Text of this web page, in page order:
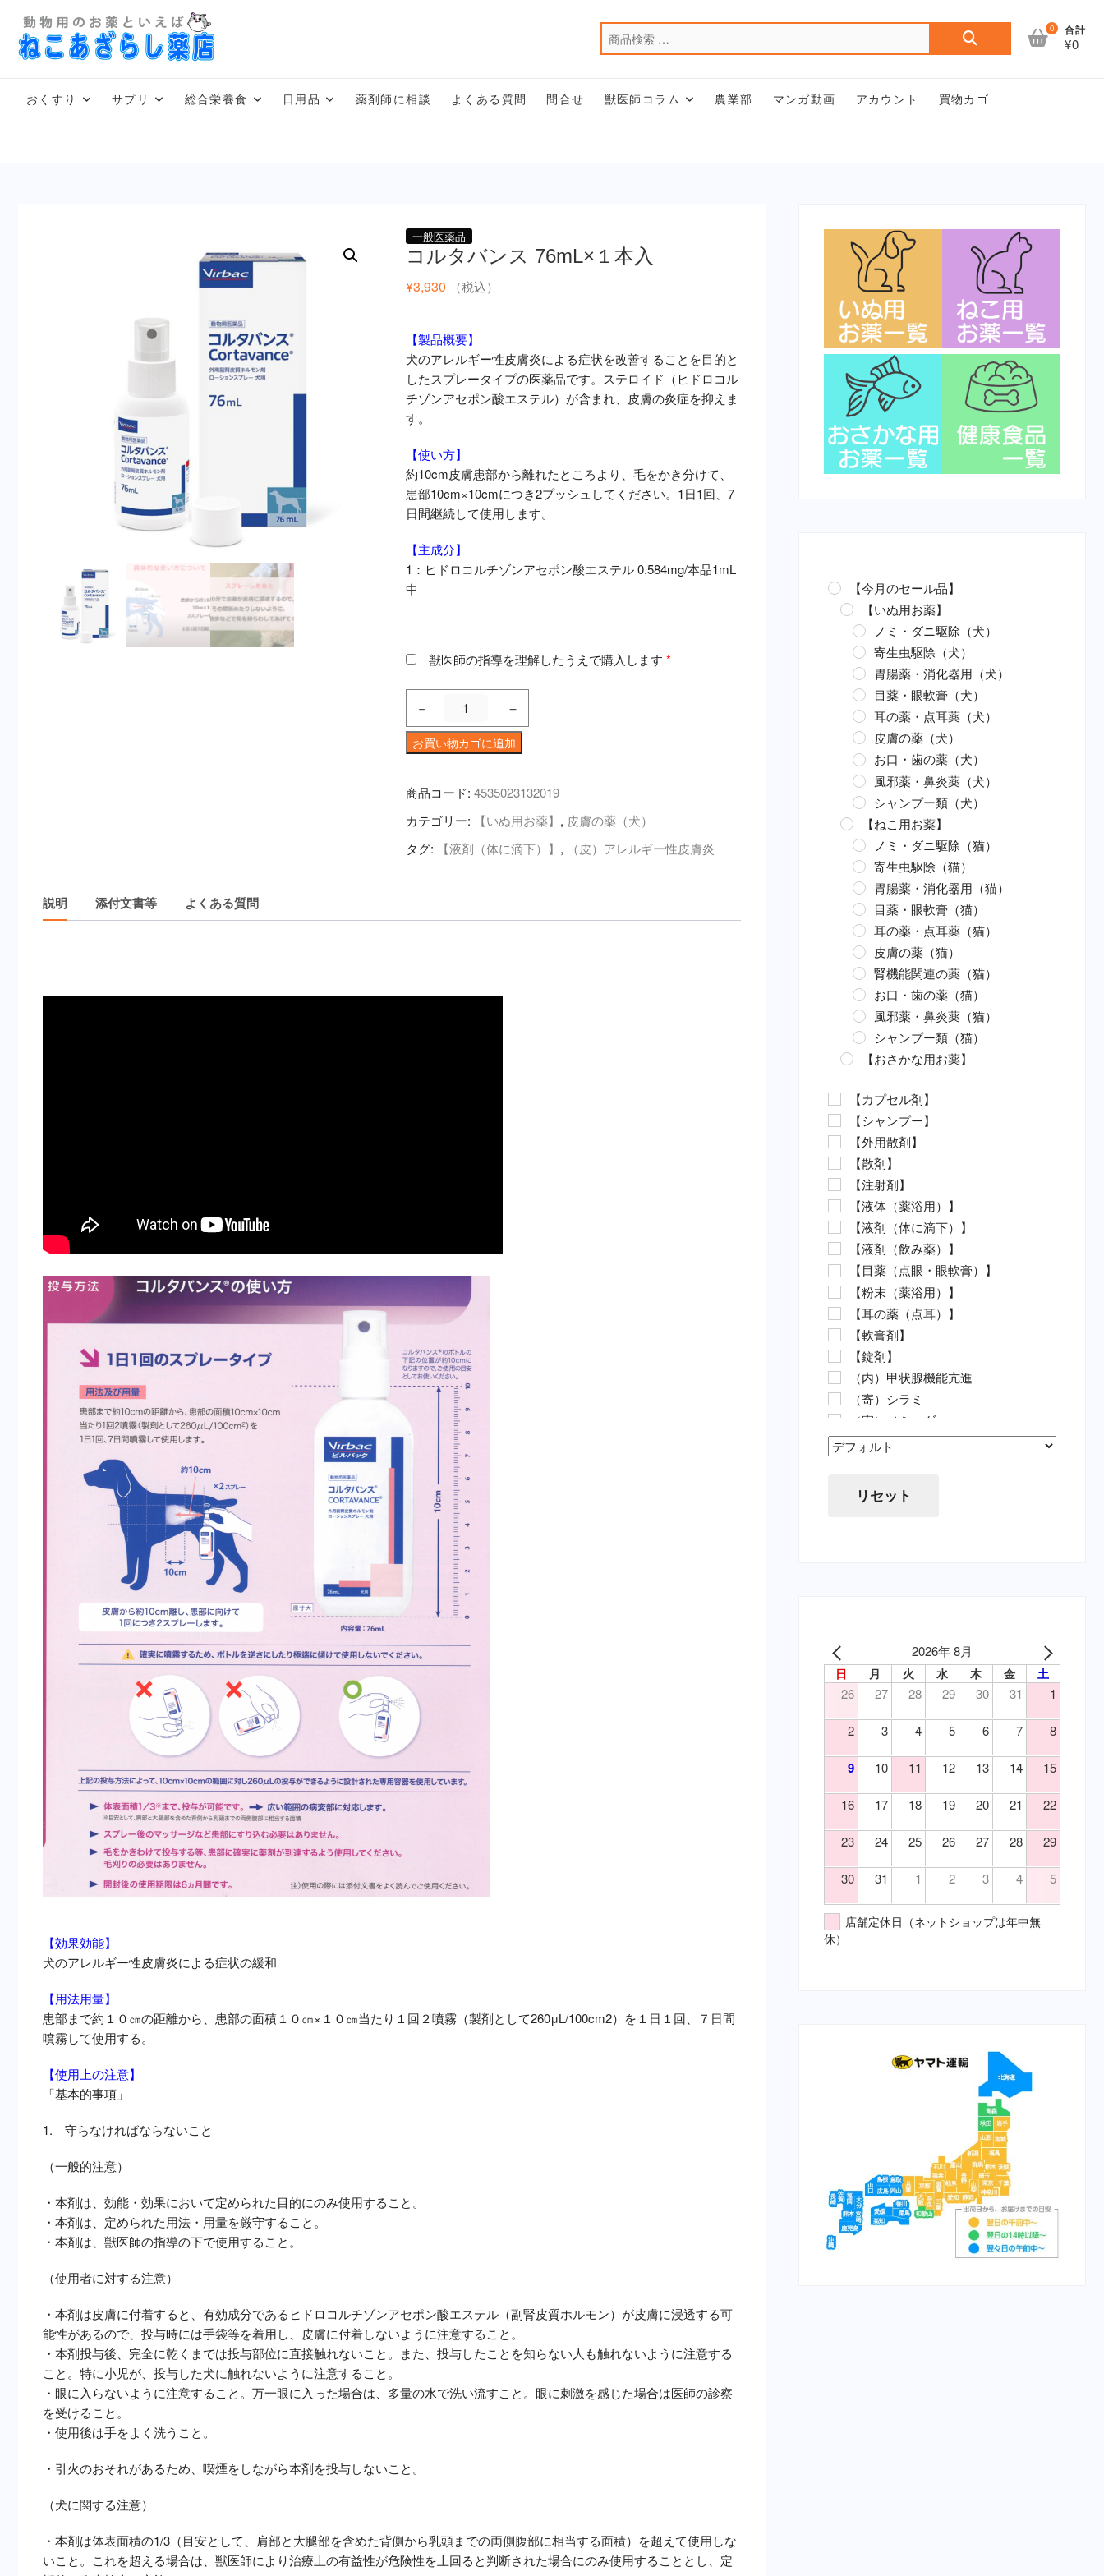
content
0 合計
¥0
おくすり サプリ 総合栄養食 日用品 薬剤師に相談 よくある質問 問合せ 獣医師コラム 農業部 マンガ動画 アカウント 買物カゴ
一般医薬品
コルタバンス 76mL×１本入
¥3,930 （税込）
【製品概要】
犬のアレルギー性皮膚炎による症状を改善することを目的と
したスプレータイプの医薬品です。ステロイド（ヒドロコル
チゾンアセポン酸エステル）が含まれ、皮膚の炎症を抑えま
す。
【使い方】
約10cm皮膚患部から離れたところより、毛をかき分けて、
患部10cm×10cmにつき2プッシュしてください。1日1回、7
日間継続して使用します。
【主成分】
1：ヒドロコルチゾンアセポン酸エステル 0.584mg/本品1mL
中
獣医師の指導を理解したうえで購入します *
－
ル
タ
76mL×
１
本
＋
お買い物カゴに追加
商品コード: 4535023132019
カテゴリー:
【いぬ用お薬】 , 皮膚の薬（犬）
タグ:
【液剤（体に滴下）】 , （皮）アレルギー性皮膚炎
説明 添付文書等 よくある質問
【効果効能】
犬のアレルギー性皮膚炎による症状の緩和
【用法用量】
患部まで約１０㎝の距離から、患部の面積１０㎝×１０㎝当たり１回２噴霧（製剤として260μL/100cm2）を１日１回、７日間
噴霧して使用する。
【使用上の注意】
「基本的事項」
1. 守らなければならないこと
（一般的注意）
・本剤は、効能・効果において定められた目的にのみ使用すること。
・本剤は、定められた用法・用量を厳守すること。
・本剤は、獣医師の指導の下で使用すること。
（使用者に対する注意）
・本剤は皮膚に付着すると、有効成分であるヒドロコルチゾンアセポン酸エステル（副腎皮質ホルモン）が皮膚に浸透する可
能性があるので、投与時には手袋等を着用し、皮膚に付着しないように注意すること。
・本剤投与後、完全に乾くまでは投与部位に直接触れないこと。また、投与したことを知らない人も触れないように注意する
こと。特に小児が、投与した犬に触れないように注意すること。
・眼に入らないように注意すること。万一眼に入った場合は、多量の水で洗い流すこと。眼に刺激を感じた場合は医師の診察
を受けること。
・使用後は手をよく洗うこと。
・引火のおそれがあるため、喫煙をしながら本剤を投与しないこと。
（犬に関する注意）
・本剤は体表面積の1/3（目安として、肩部と大腿部を含めた背側から乳頭までの両側腹部に相当する面積）を超えて使用しな
いこと。これを超える場合は、獣医師により治療上の有益性が危険性を上回ると判断された場合にのみ使用することとし、定
【今月のセール品】
【いぬ用お薬】
ノミ・ダニ駆除（犬）
寄生虫駆除（犬）
胃腸薬・消化器用（犬）
目薬・眼軟膏（犬）
耳の薬・点耳薬（犬）
皮膚の薬（犬）
お口・歯の薬（犬）
風邪薬・鼻炎薬（犬）
シャンプー類（犬）
【ねこ用お薬】
ノミ・ダニ駆除（猫）
寄生虫駆除（猫）
胃腸薬・消化器用（猫）
目薬・眼軟膏（猫）
耳の薬・点耳薬（猫）
皮膚の薬（猫）
腎機能関連の薬（猫）
お口・歯の薬（猫）
風邪薬・鼻炎薬（猫）
シャンプー類（猫）
【おさかな用お薬】
カラムナリス病対策（魚）
水カビ病対策（魚）
白点病対策（魚）
イカリムシ・ウオジラミ（魚）
ハダムシ駆除（魚）
類結節症（魚）
麻酔（魚）
外傷（魚）
害虫駆除（魚）
【動物病院の薬（要指示医薬
品）】
抗菌剤・抗生物質（要・犬）
抗菌剤・抗生物質（要・猫）
ノミ・ダニ駆除薬（要・犬）
ノミ・ダニ駆除薬（要・猫）
フィラリア（要・犬）
フィラリア（要・猫）
胃腸薬・消化器用（要・犬）
泌尿器の薬（要・犬）
吐き気止め（要・犬）
変形性関節症・関節炎（要・
犬）
変形性関節症・関節炎（要・
猫）
鎮静・精神安定・麻酔（要・
鎮静・精神安定・麻酔（要・
猫）
代謝性用薬・ホルモン剤（要・
犬）
代謝性用薬・ホルモン剤（要・
イティ iti（犬）
メディムース（犬）
ソリッドゴールド（猫）
ブリスミックス（猫）
イティ iti（猫）
メディムース（猫）
栄養食（兎）
栄養食（魚）
メディカープマックス
【カプセル剤】
【シャンプー】
【外用散剤】
【散剤】
【注射剤】
【液体（薬浴用）】
【液剤（体に滴下）】
【液剤（飲み薬）】
【目薬（点眼・眼軟膏）】
【粉末（薬浴用）】
【耳の薬（点耳）】
【軟膏剤】
【錠剤】
（内）甲状腺機能亢進
（寄）シラミ
（寄）ノミ・ダニ
（寄）フィラリア
（寄）蚊
（皮）洗浄・殺菌消毒
（皮）湿疹
（皮）皮膚炎
（目）乾性角結膜炎
（目）角膜炎
（神）鎮痛
（耳）外耳炎
（胃）嘔吐
（胃）消化不良
（胃）食欲不振
（腎）腎不全
（腹）下痢
Sort Products
リセット
2026年 8月
日 月 火 水 木 金 土
26 27 28 29 30 31 1
2 3 4 5 6 7 8
9 10 11 12 13 14 15
16 17 18 19 20 21 22
23 24 25 26 27 28 29
30 31 1 2 3 4 5
店舗定休日（ネットショップは年中無
休）